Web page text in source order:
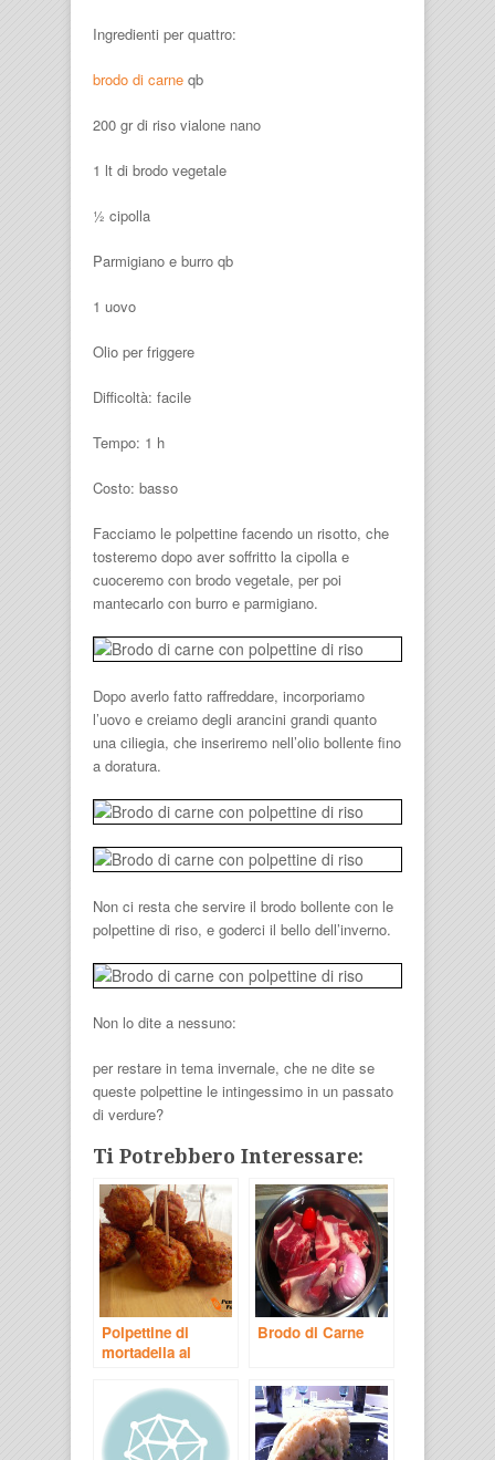
Ingredienti per quattro:
brodo di carne qb
200 gr di riso vialone nano
1 lt di brodo vegetale
½ cipolla
Parmigiano e burro qb
1 uovo
Olio per friggere
Difficoltà: facile
Tempo: 1 h
Costo: basso
Facciamo le polpettine facendo un risotto, che
tosteremo dopo aver soffritto la cipolla e
cuoceremo con brodo vegetale, per poi
mantecarlo con burro e parmigiano.
Dopo averlo fatto raffreddare, incorporiamo
l’uovo e creiamo degli arancini grandi quanto
una ciliegia, che inseriremo nell’olio bollente fino
a doratura.
Non ci resta che servire il brodo bollente con le
polpettine di riso, e goderci il bello dell’inverno.
Non lo dite a nessuno:
per restare in tema invernale, che ne dite se
queste polpettine le intingessimo in un passato
di verdure?
Ti Potrebbero Interessare:
Polpettine di
mortadella al
Brodo di Carne